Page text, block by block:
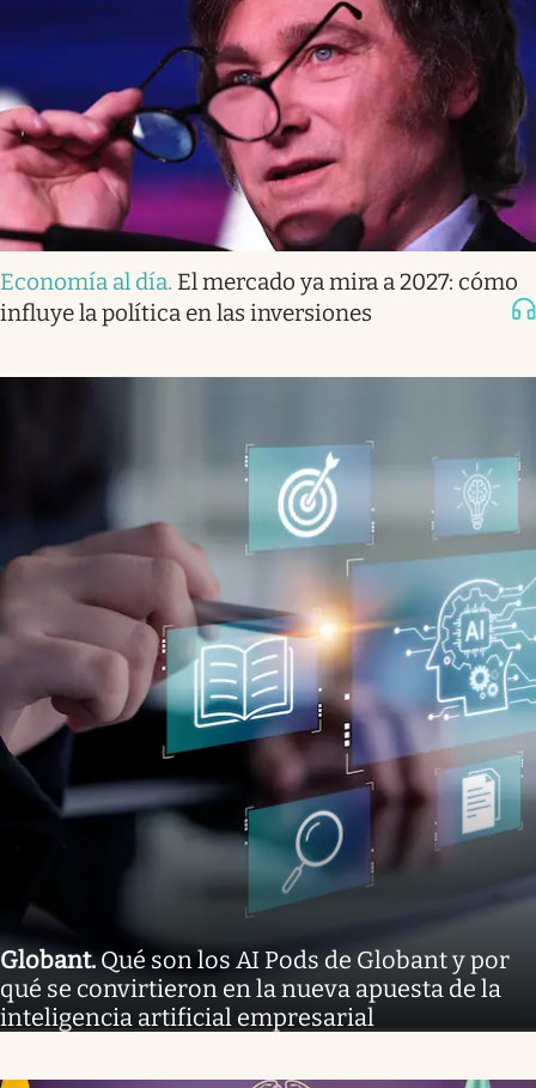
Economía al día. El mercado ya mira a 2027: cómo
influye la política en las inversiones
Globant.Qué son los AI Pods de Globant y por
qué se convirtieron en la nueva apuesta de la
inteligencia artificial empresarial